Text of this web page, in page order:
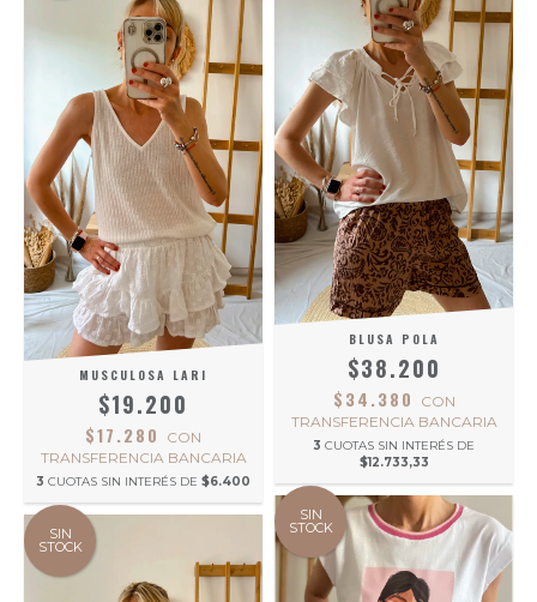
MUSCULOSA LARI
$19.200
$17.280
CON
TRANSFERENCIA BANCARIA
3 CUOTAS SIN INTERÉS DE $6.400
BLUSA POLA
$38.200
$34.380
CON
TRANSFERENCIA BANCARIA
3 CUOTAS SIN INTERÉS DE
$12.733,33
SIN
STOCK
SIN
STOCK